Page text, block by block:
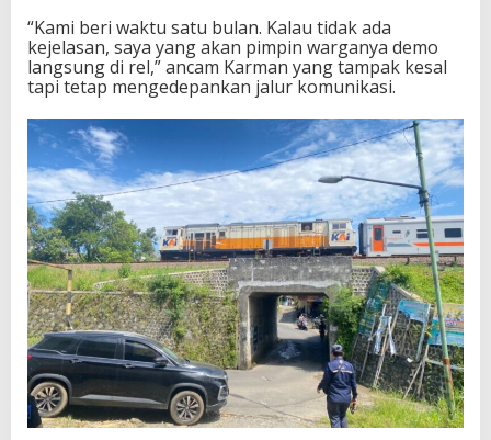
“Kami beri waktu satu bulan. Kalau tidak ada
kejelasan, saya yang akan pimpin warganya demo
langsung di rel,” ancam Karman yang tampak kesal
tapi tetap mengedepankan jalur komunikasi.